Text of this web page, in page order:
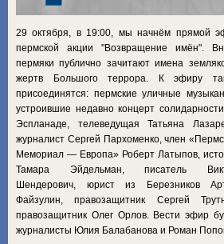
29 октября, в 19:00, мы начнём прямой
пермской акции "Возвращение имён".
пермяки публично зачитают имена
жертв Большого террора. К эфиру
присоединятся: пермские уличные
устроившие недавно концерт
Эспланаде, телеведущая Татьяна
журналист Сергей Пархоменко, член
Мемориал — Европа» Роберт Латыпов,
Тамара Эйдельман, писатель
Шендерович, юрист из Березников
Файзулин, правозащитник Сергей
правозащитник Олег Орлов. Вести эфир
журналисты Юлия Балабанова и Роман